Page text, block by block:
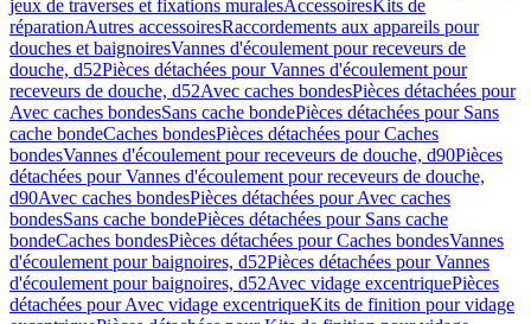
jeux de traverses et fixations muralesAccessoiresKits de
réparationAutres accessoiresRaccordements aux appareils pour
douches et baignoiresVannes d'écoulement pour receveurs de
douche, d52Pièces détachées pour Vannes d'écoulement pour
receveurs de douche, d52Avec caches bondesPièces détachées pour
Avec caches bondesSans cache bondePièces détachées pour Sans
cache bondeCaches bondesPièces détachées pour Caches
bondesVannes d'écoulement pour receveurs de douche, d90Pièces
détachées pour Vannes d'écoulement pour receveurs de douche,
d90Avec caches bondesPièces détachées pour Avec caches
bondesSans cache bondePièces détachées pour Sans cache
bondeCaches bondesPièces détachées pour Caches bondesVannes
d'écoulement pour baignoires, d52Pièces détachées pour Vannes
d'écoulement pour baignoires, d52Avec vidage excentriquePièces
détachées pour Avec vidage excentriqueKits de finition pour vidage